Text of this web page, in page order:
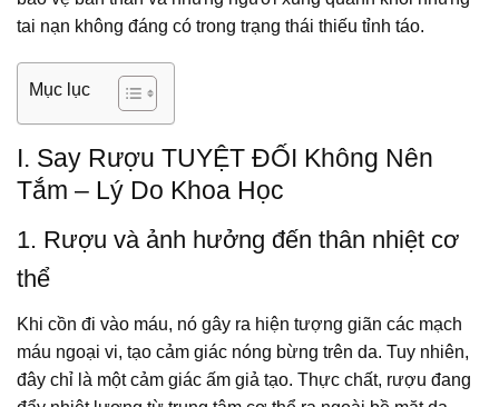
tai nạn không đáng có trong trạng thái thiếu tỉnh táo.
Mục lục
I. Say Rượu TUYỆT ĐỐI Không Nên
Tắm – Lý Do Khoa Học
1. Rượu và ảnh hưởng đến thân nhiệt cơ
thể
Khi cồn đi vào máu, nó gây ra hiện tượng giãn các mạch
máu ngoại vi, tạo cảm giác nóng bừng trên da. Tuy nhiên,
đây chỉ là một cảm giác ấm giả tạo. Thực chất, rượu đang